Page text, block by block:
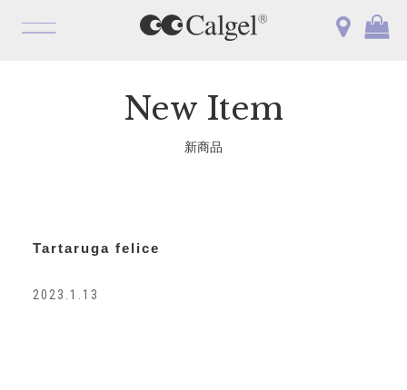
OPEN
New Item
新商品
Tartaruga felice
2023.1.13